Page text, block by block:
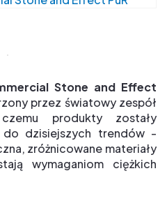
Stone and Effect
przez światowy zespół
produkty zostały
do dzisiejszych trendów -
zróżnicowane materiały
wymaganiom ciężkich